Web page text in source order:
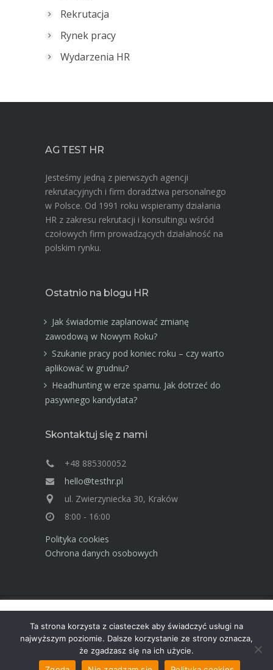
Rekrutacja
Rynek pracy
Wydarzenia HR
AG TEST HR
Jesteśmy jedną z pierwszych agencji
rekrutacyjnych i firm doradztwa personalnego
w Polsce. Od 1991 roku wspieramy działania
HR z zakresu rekrutacji i konsultingu wśród
czołowych firm prowadzących działalność na
polskim rynku.
Ostatnio na blogu HR
Jak świadomie zaplanować zmianę
zawodową w Nowym Roku?
Szukanie pracy pod koniec roku – czy warto
aplikować w grudniu?
Headhunting w erze spamu. Jak dotrzeć do
pasywnego kandydata?
Skontaktuj się z nami
+48 885300052
hello@testhr.pl
ul. Zwierzyniecka 30, Kraków
8:00 - 16:00
Polityka cookies
Ochrona danych osobowych
Advisory Group TEST Human Resources ©
2025
używania. Korzystając ze strony wyrażasz zgodę na używanie
cookies, zgodnie z aktualnymi ustawieniami przeglądarki.
Dowiedz się więcej
Akceptuję
Ta strona korzysta z ciasteczek aby świadczyć usługi na
najwyższym poziomie. Dalsze korzystanie ze strony oznacza,
że zgadzasz się na ich użycie.